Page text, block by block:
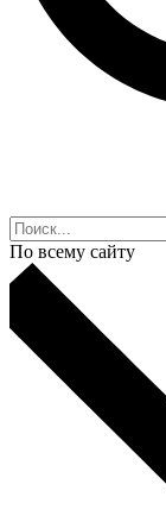
По всему сайту